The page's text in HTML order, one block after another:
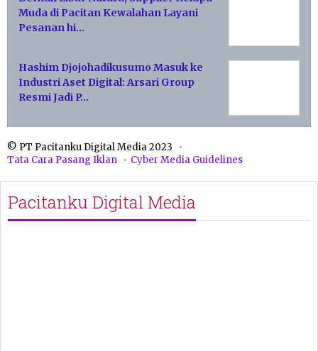
Muda di Pacitan Kewalahan Layani
Pesanan hi…
Hashim Djojohadikusumo Masuk ke
Industri Aset Digital: Arsari Group
Resmi Jadi P…
© PT Pacitanku Digital Media 2023
Tata Cara Pasang Iklan
Cyber Media Guidelines
Pacitanku Digital Media